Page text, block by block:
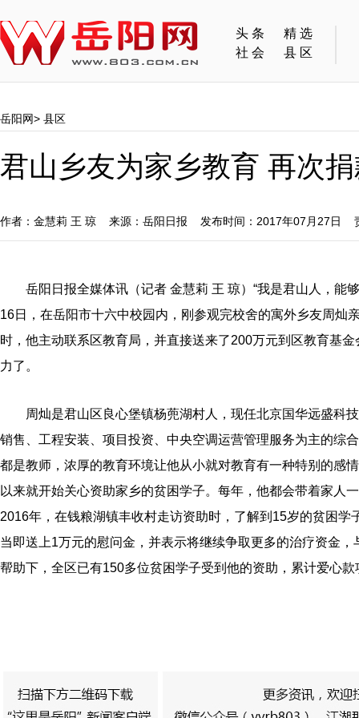
头条
精选
社会
县区
岳阳网> 县区
君山乡友为家乡教育 再次
作者：金慧莉 王 琼 来源：岳阳日报 发布时间：2017年07月27日
岳阳日报全媒体讯（记者 金慧莉 王 琼）“我是君山人，能
16日，在岳阳市十六中校园内，刚参观完校舍的寓外乡友周灿
时，他主动联系区教育局，并直接送来了200万元到区教育基
力了。
周灿是君山区良心堡镇杨蔸湖村人，现任北京国华远盛科
销售、工程安装、项目投资、中央空调运营管理服务为主的综
都是教师，浓厚的教育环境让他从小就对教育有一种特别的感
以来就开始关心资助家乡的贫困学子。每年，他都会带着家人
2016年，在钱粮湖镇丰收村走访资助时，了解到15岁的贫困
当即送上1万元的慰问金，并表示将继续争取更多的治疗资金
帮助下，全区已有150多位贫困学子受到他的资助，累计爱心